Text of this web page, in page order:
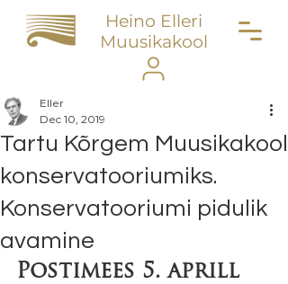
Heino Elleri
Muusikakool
Tartu Kõrgem Muusikakool
konservatooriumiks.
Konservatooriumi pidulik
avamine
Eller
Dec 10, 2019
Postimees 5. aprill